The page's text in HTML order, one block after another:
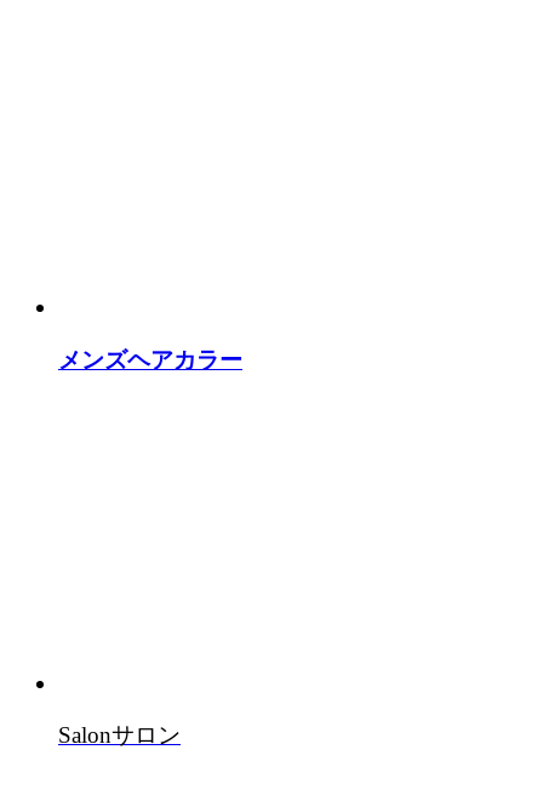
メンズヘアカラー
Salonサロン